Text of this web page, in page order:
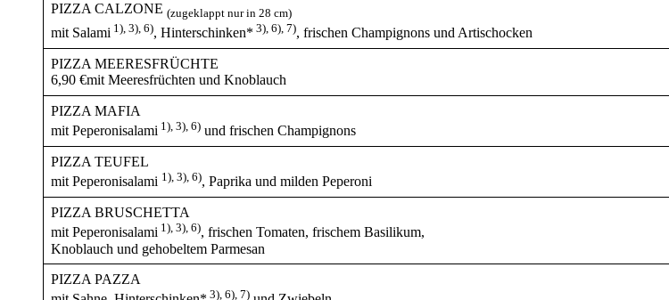
PIZZA CALZONE (zugeklappt nur in 28 cm)
mit Salami 1), 3), 6), Hinterschinken* 3), 6), 7), frischen Champignons und Artischocken
PIZZA MEERESFRÜCHTE
6,90 €mit Meeresfrüchten und Knoblauch
PIZZA MAFIA
mit Peperonisalami 1), 3), 6) und frischen Champignons
PIZZA TEUFEL
mit Peperonisalami 1), 3), 6), Paprika und milden Peperoni
PIZZA BRUSCHETTA
mit Peperonisalami 1), 3), 6), frischen Tomaten, frischem Basilikum,
Knoblauch und gehobeltem Parmesan
PIZZA PAZZA
3), 6), 7)